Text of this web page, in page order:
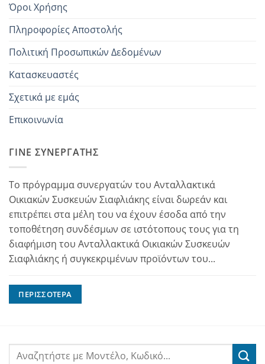
Όροι Χρήσης
Πληροφορίες Αποστολής
Πολιτική Προσωπικών Δεδομένων
Κατασκευαστές
Σχετικά με εμάς
Επικοινωνία
ΓΊΝΕ ΣΥΝΕΡΓΆΤΗΣ
Το πρόγραμμα συνεργατών του Ανταλλακτικά
Οικιακών Συσκευών Σιαφλιάκης είναι δωρεάν και
επιτρέπει στα μέλη του να έχουν έσοδα από την
τοποθέτηση συνδέσμων σε ιστότοπους τους για τη
διαφήμιση του Ανταλλακτικά Οικιακών Συσκευών
Σιαφλιάκης ή συγκεκριμένων προϊόντων του...
ΠΕΡΙΣΣΌΤΕΡΑ